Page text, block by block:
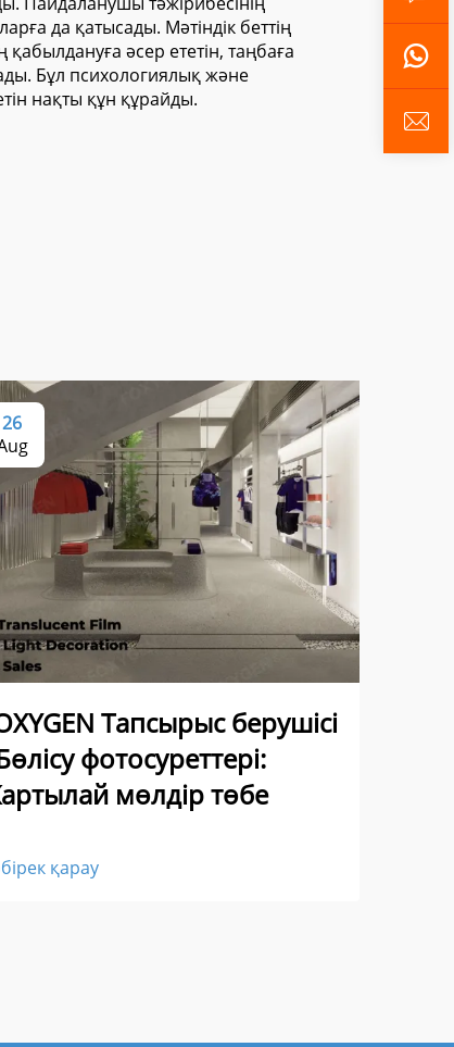
да қатысады. Мәтіндік беттің
әсер ететін, таңбаға
Бұл психологиялық және
нақты құн құрайды.
26
Тапсырыс берушісі
фотосуреттері:
мөлдір төбе
қарау